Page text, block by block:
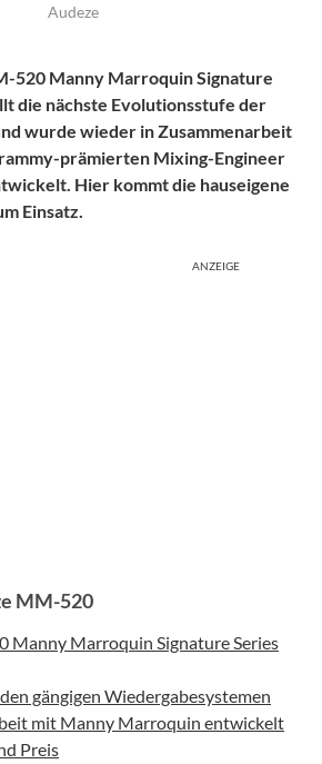
Audeze
520 Manny Marroquin Signature
die nächste Evolutionsstufe der
wurde wieder in Zusammenarbeit
prämierten Mixing-Engineer
Hier kommt die hauseigene
Einsatz.
ANZEIGE
MM-520
Manny Marroquin Signature Series
gängigen Wiedergabesystemen
mit Manny Marroquin entwickelt
Preis